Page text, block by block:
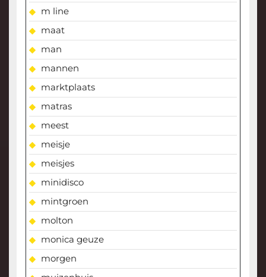
m line
maat
man
mannen
marktplaats
matras
meest
meisje
meisjes
minidisco
mintgroen
molton
monica geuze
morgen